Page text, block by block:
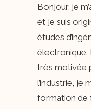
Bonjour, je
et je suis
études
électronique.
très motivée
l’industrie, je
formation de